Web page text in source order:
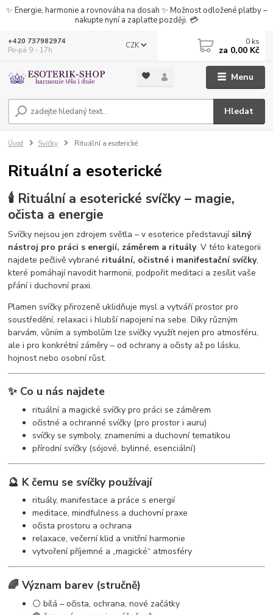
✨ Energie, harmonie a rovnováha na dosah ✨ Možnost odložené platby –
nakupte nyní a zaplaťte později. 💳
Menu
CZK
Hledat
+420 737982974
Po-pá 9 - 17h
0 ks
za 0,00 Kč
Úvod Svíčky Rituální a esoterické
Rituální a esoterické
🕯️ Rituální a esoterické svíčky – magie,
očista a energie
Svíčky nejsou jen zdrojem světla – v esoterice představují silný
nástroj pro práci s energií, záměrem a rituály. V této kategorii
najdete pečlivě vybrané rituální, očistné i manifestační svíčky,
které pomáhají navodit harmonii, podpořit meditaci a zesílit vaše
přání i duchovní praxi.
Plamen svíčky přirozeně uklidňuje mysl a vytváří prostor pro
soustředění, relaxaci i hlubší napojení na sebe. Díky různým
barvám, vůním a symbolům lze svíčky využít nejen pro atmosféru,
ale i pro konkrétní záměry – od ochrany a očisty až po lásku,
hojnost nebo osobní růst.
✨ Co u nás najdete
rituální a magické svíčky pro práci se záměrem
očistné a ochranné svíčky (pro prostor i auru)
svíčky se symboly, znameními a duchovní tematikou
přírodní svíčky (sójové, bylinné, esenciální)
🔮 K čemu se svíčky používají
rituály, manifestace a práce s energií
meditace, mindfulness a duchovní praxe
očista prostoru a ochrana
relaxace, večerní klid a vnitřní harmonie
vytvoření příjemné a „magické“ atmosféry
🌈 Význam barev (stručně)
⚪ bílá – očista, ochrana, nové začátky